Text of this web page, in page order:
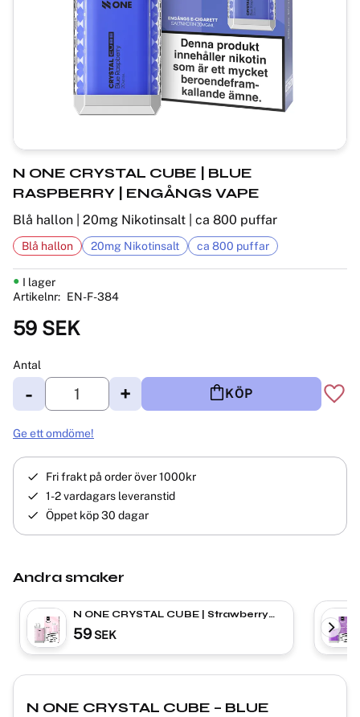
N ONE CRYSTAL CUBE | BLUE
RASPBERRY | ENGÅNGS VAPE
Blå hallon | 20mg Nikotinsalt | ca 800 puffar
59 SEK
Antal
+
- KÖP
I lager
Artikelnr
EN-F-384
Blå hallon 20mg Nikotinsalt ca 800 puffar
Ge ett omdöme!
Fri frakt på order över 1000kr
1-2 vardagars leveranstid
Öppet köp 30 dagar
Andra smaker
N ONE CRYSTAL CUBE | Strawberry
Ice Cream | ENGÅNGS VAPE
59 SEK
N ONE CRYSTAL CUBE – BLUE